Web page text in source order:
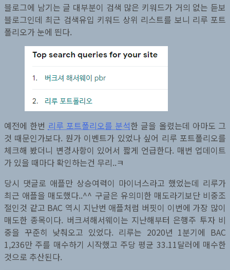
블로그에 남기는 글 대부분이 검색 많은 키워드가 거의 없는 듣보
블로그인데 최근 검색유입 키워드 상위 리스트를 보니 리루 포트
폴리오가 눈에 띈다.
예전에 한번 리루 포트폴리오를 분석한 글을 올렸는데 아마도 그
것 때문인가보다. 뭔가 이벤트가 있었나 싶어 리루 포트폴리오를
체크해 봤더니 변경사항이 있어서 짧게 언급한다. 매번 업데이트
가 있을 때마다 확인하는건 무리..ㅋ
당시 댓글로 애플만 상승여력이 마이너스라고 했었는데 리루가
최근 애플을 매도했다..^^ 구글은 유의미한 매도라기보단 비중조
절인것 같고 BAC 역시 지난번 애플처럼 버핏이 이번에 가장 많이
매도한 종목이다. 버크셔해서웨이는 지난해부터 은행주 투자 비
중을 꾸준히 낮춰오고 있었다. 리루는 2020년 1분기에 BAC
1,236만 주를 매수하기 시작했고 주당 평균 33.11달러에 매수한
것으로 추산된다.